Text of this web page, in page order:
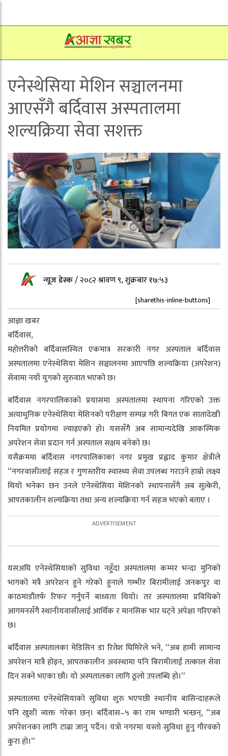
एनेस्थेसिया मेशिन सञ्चालनमा
आएसँगै बर्दिवास अस्पतालमा
शल्यक्रिया सेवा सशक्त
न्यूज डेस्क/२०८२ श्रावण ९, शुक्रबार १७:५३
[sharethis-inline-buttons]
आज्ञा खबर
बर्दिवास,
महोत्तरीको बर्दिवासस्थित एकमात्र सरकारी नगर अस्पताल बर्दिवास
अस्पतालमा एनेस्थेसिया मेशिन सञ्चालनमा आएपछि शल्यक्रिया (अपरेशन)
सेवामा नयाँ युगको सुरुवात भएको छ।
बर्दिवास नगरपालिकाको प्रयासमा अस्पतालमा स्थापना गरिएको उक्त
अत्याधुनिक एनेस्थेसिया मेशिनको परीक्षण सम्पन्न गरी बिगत एक सातादेखी
नियमित प्रयोगमा ल्याइएको हो। यससँगै अब सामान्यदेखि आकस्मिक
अपरेशन सेवा प्रदान गर्न अस्पताल सक्षम बनेको छ।
यसैक्रममा बर्दिवास नगरपालिकाका नगर प्रमुख प्रह्लाद कुमार क्षेत्रीले
“नगरवासीलाई सहज र गुणस्तरीय स्वास्थ्य सेवा उपलब्ध गराउने हाम्रो लक्ष्य
थियो भनेका छन उनले एनेस्थेसिया मेशिनको स्थापनासँगै अब सुत्केरी,
आपतकालीन शल्यक्रिया तथा अन्य शल्यक्रिया गर्न सहज भएको बताए ।
यसअघि एनेस्थेसियाको सुविधा नहुँदा अस्पतालमा कम्मर भन्दा मुनिको
भागको मत्रै अपरेशन हुने गरेको हुनाले गम्भीर बिरामीलाई जनकपुर वा
काठमाडौंतर्फ रिफर गर्नुपर्ने बाध्यता थियो। तर अस्पतालमा प्रविधिको
आगमनसँगै स्थानीयवासीलाई आर्थिक र मानसिक भार घट्ने अपेक्षा गरिएको
छ।
बर्दिवास अस्पतालका मेडिसिन डा रितेश घिमिरेले भने, “अब हामी सामान्य
अपरेशन मात्रै होइन, आपतकालीन अवस्थामा पनि बिरामीलाई तत्काल सेवा
दिन सक्ने भएका छौं। यो अस्पतालका लागि ठूलो उपलब्धि हो।“
अस्पतालमा एनेस्थेसियाको सुविधा शुरु भएपछी स्थानीय बासिन्दाहरूले
पनि खुशी व्यक्त गरेका छन्। बर्दिवास–५ का राम भण्डारी भन्छन्, “अब
अपरेशनका लागि टाढा जानु पर्दैन। यत्रो नगरमा यस्तो सुविधा हुनु गौरवको
कुरा हो।“